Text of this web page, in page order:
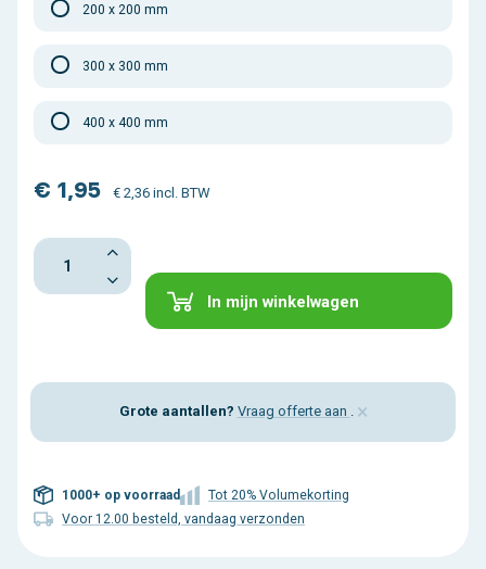
200 x 200 mm
300 x 300 mm
400 x 400 mm
€ 1,95 € 2,36 incl. BTW
In mijn winkelwagen
Grote aantallen? Vraag offerte aan . ×
1000+ op voorraad
Tot 20% Volumekorting
Voor 12.00 besteld, vandaag verzonden